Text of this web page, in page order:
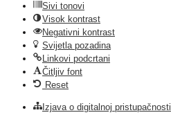
Sivi tonovi
Visok kontrast
Negativni kontrast
Svijetla pozadina
Linkovi podcrtani
Čitljiv font
Reset
Izjava o digitalnoj pristupačnosti